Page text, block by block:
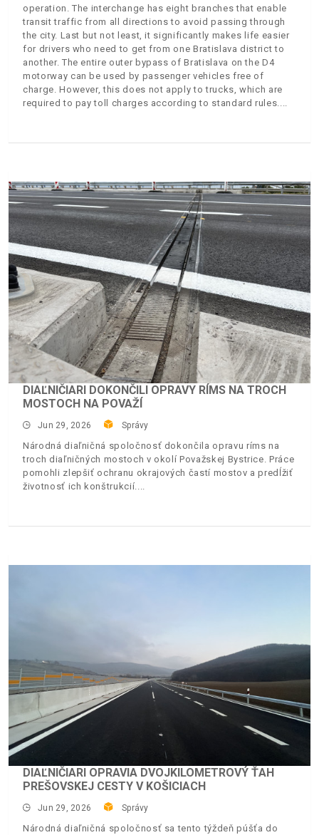
operation. The interchange has eight branches that enable
transit traffic from all directions to avoid passing through
the city. Last but not least, it significantly makes life easier
for drivers who need to get from one Bratislava district to
another. The entire outer bypass of Bratislava on the D4
motorway can be used by passenger vehicles free of
charge. However, this does not apply to trucks, which are
required to pay toll charges according to standard rules.
DIAĽNIČIARI DOKONČILI OPRAVY RÍMS NA TROCH
MOSTOCH NA POVAŽÍ
Jun 29, 2026 Správy
Národná diaľničná spoločnosť dokončila opravu ríms na
troch diaľničných mostoch v okolí Považskej Bystrice. Práce
pomohli zlepšiť ochranu okrajových častí mostov a predĺžiť
životnosť ich konštrukcií.
DIAĽNIČIARI OPRAVIA DVOJKILOMETROVÝ ŤAH
PREŠOVSKEJ CESTY V KOŠICIACH
Jun 29, 2026 Správy
Národná diaľničná spoločnosť sa tento týždeň púšťa do